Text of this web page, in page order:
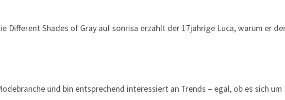
und bin entsprechend interessiert an Trends – egal, ob es sich um